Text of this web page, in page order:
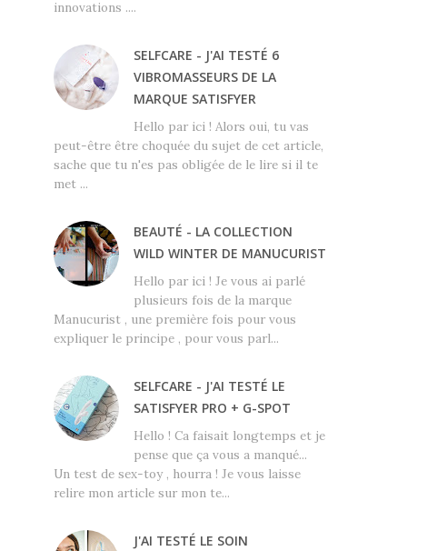
innovations ....
SELFCARE - J'AI TESTÉ 6
VIBROMASSEURS DE LA
MARQUE SATISFYER
Hello par ici ! Alors oui, tu vas
peut-être être choquée du sujet de cet article,
sache que tu n'es pas obligée de le lire si il te
met ...
BEAUTÉ - LA COLLECTION
WILD WINTER DE MANUCURIST
Hello par ici ! Je vous ai parlé
plusieurs fois de la marque
Manucurist , une première fois pour vous
expliquer le principe , pour vous parl...
SELFCARE - J'AI TESTÉ LE
SATISFYER PRO + G-SPOT
Hello ! Ca faisait longtemps et je
pense que ça vous a manqué...
Un test de sex-toy , hourra ! Je vous laisse
relire mon article sur mon te...
J'AI TESTÉ LE SOIN